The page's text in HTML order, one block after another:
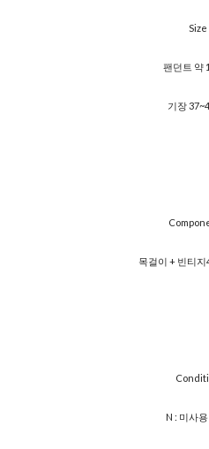
Size
팬던트 약
기장
목걸이 + 빈티
N : 미사